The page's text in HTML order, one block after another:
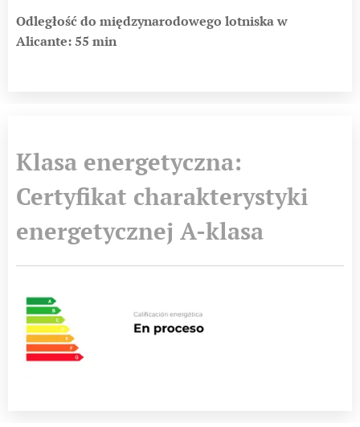
Odległość do międzynarodowego lotniska w
Alicante: 55 min
Klasa energetyczna:
Certyfikat charakterystyki
energetycznej A-klasa